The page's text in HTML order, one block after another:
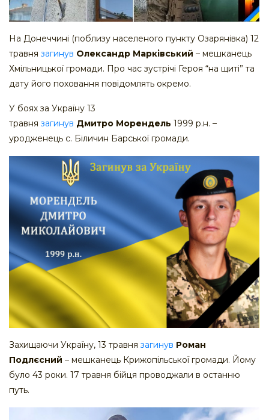
На Донеччині (поблизу населеного пункту Озарянівка) 12
травня загинув Олександр Марківський – мешканець
Хмільницької громади. Про час зустрічі Героя “на щиті” та
дату його поховання повідомлять окремо.
У боях за Україну 13
травня загинув Дмитро Морендель 1999 р.н. –
уродженець с. Біличин Барської громади.
Захищаючи Україну, 13 травня загинув Роман
Подлєсний – мешканець Крижопільської громади. Йому
було 43 роки. 17 травня бійця проводжали в останню
путь.